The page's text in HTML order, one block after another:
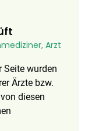
Arzt
Seite wurden
Ärzte bzw.
diesen